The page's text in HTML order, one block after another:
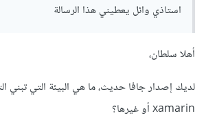
استاذي وائل يعطيني هذا الرسالة
أهلا سلطان،
لديك إصدار جافا حديث، ما هي البيئة التي تبني
xamarin أو غيرها؟